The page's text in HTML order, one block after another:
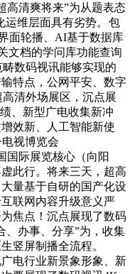
高清爽将来”为从题表态
维层面具有劣势。 包
面轮播、AI基于数据库
文档的学问库功能查询
数码视讯能够实现的
特点，公网平安、数字
高清外场展区，沉点展
、新型广电收集新冲
效新、人工智能新使
视博览会
国际展览核心（向阳
此行。将来三天，超高
量基于自研的国产化设
联网内容升级意义严
焦点！沉点展现了数码
、办事、分享”为，收集
竖屏制播全流程。
电行业新景象形象、新